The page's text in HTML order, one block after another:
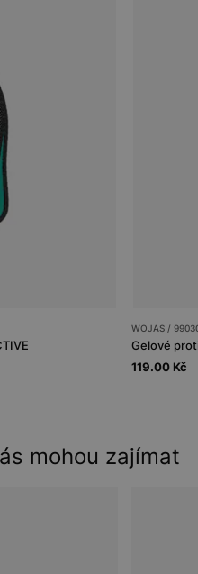
WOJAS /
Gelové
119.00 Kč
mohou zajímat